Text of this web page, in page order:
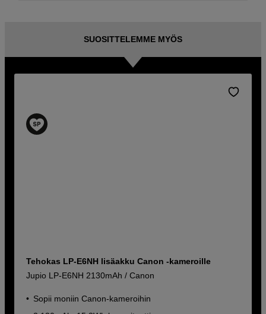
SUOSITTELEMME MYÖS
Tehokas LP-E6NH lisäakku Canon -kameroille
Jupio LP-E6NH 2130mAh / Canon
Sopii moniin Canon-kameroihin